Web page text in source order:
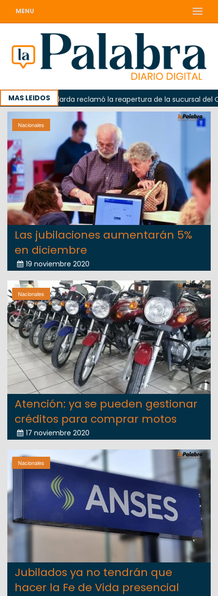
MENU
MAS LEIDOSOdarda reclamó la reapertura de la sucursal del
Nacionales
Las jubilaciones aumentarán 5%
en diciembre
19 noviembre 2020
Nacionales
Atención: ya se pueden gestionar
créditos para comprar motos
17 noviembre 2020
Nacionales
Jubilados ya no tendrán que
hacer la Fe de Vida presencial